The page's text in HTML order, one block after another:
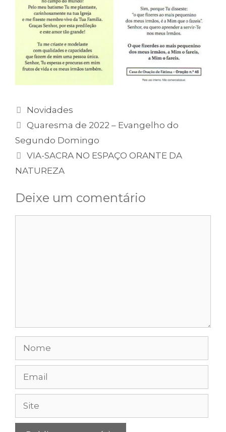
Categorias
Novidades
Quaresma de 2022 – Evangelho do
Segundo Domingo
VIA-SACRA NO ESPAÇO ORANTE DA
NATUREZA
Deixe um comentário
Site